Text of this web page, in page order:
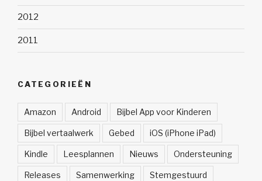
2012
2011
CATEGORIEËN
Amazon Android Bijbel App voor Kinderen
Bijbel vertaalwerk Gebed iOS (iPhone iPad)
Kindle Leesplannen Nieuws Ondersteuning
Releases Samenwerking Stemgestuurd